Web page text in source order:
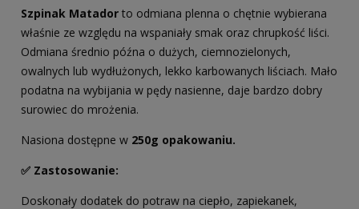
Szpinak Matador to odmiana plenna o chętnie wybierana
właśnie ze względu na wspaniały smak oraz chrupkość liści.
Odmiana średnio późna o dużych, ciemnozielonych,
owalnych lub wydłużonych, lekko karbowanych liściach. Mało
podatna na wybijania w pędy nasienne, daje bardzo dobry
surowiec do mrożenia.
Nasiona dostępne w 250g opakowaniu.
✅ Zastosowanie:
Doskonały dodatek do potraw na ciepło, zapiekanek,